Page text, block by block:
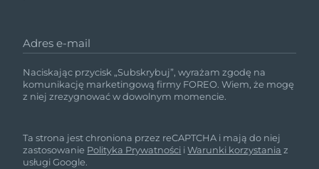
Adres e-mail
Naciskając przycisk „Subskrybuj”, wyrażam zgodę na
komunikację marketingową firmy FOREO. Wiem, że mogę
z niej zrezygnować w dowolnym momencie.
Ta strona jest chroniona przez reCAPTCHA i mają do niej
zastosowanie Polityka Prywatności iWarunki korzystania z
usługi Google.